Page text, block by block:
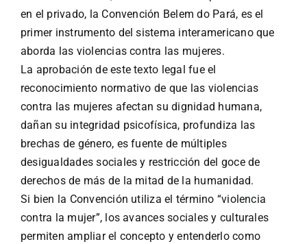
en el privado, la Convención Belem do Pará, es el
primer instrumento del sistema interamericano que
aborda las violencias contra las mujeres.
La aprobación de este texto legal fue el
reconocimiento normativo de que las violencias
contra las mujeres afectan su dignidad humana,
dañan su integridad psicofísica, profundiza las
brechas de género, es fuente de múltiples
desigualdades sociales y restricción del goce de
derechos de más de la mitad de la humanidad.
Si bien la Convención utiliza el término “violencia
contra la mujer”, los avances sociales y culturales
permiten ampliar el concepto y entenderlo como